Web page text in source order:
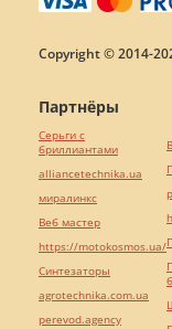
Copyright © 2014-
Партнёры
Серьги с
бриллиантами
alliancetechnika.ua
миралинкс
Веб мастер
https://motokosmos.ua/
Синтезаторы
agrotechnika.com.ua
perevod.agency